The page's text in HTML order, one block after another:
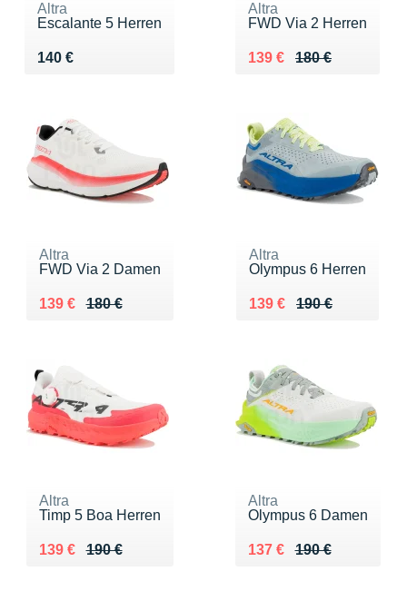
Altra
Escalante 5 Herren
140 €
Vendu 140 €
Altra
FWD Via 2 Herren
180 €
Au lieu de 180 €
139 €
Vendu 139 €
Altra
FWD Via 2 Damen
180 €
Au lieu de 180 €
139 €
Vendu 139 €
Altra
Olympus 6 Herren
190 €
Au lieu de 190 €
139 €
Vendu 139 €
Altra
Timp 5 Boa Herren
190 €
Au lieu de 190 €
139 €
Vendu 139 €
Altra
Olympus 6 Damen
190 €
Au lieu de 190 €
137 €
Vendu 137 €